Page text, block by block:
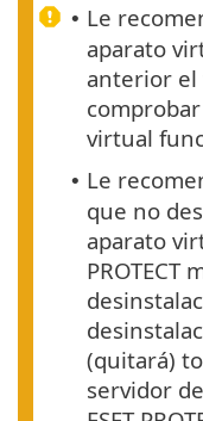
• Le
aparato
anterior el
virtual
• Le
que no
aparato
PROTECT
(quitará)
servidor